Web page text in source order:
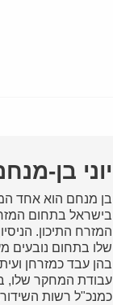
יוני בן-
בן מנחם הוא אחד
בישראל בתחום
המזרח התיכון.
שלו בתחום נובעים
בהן עבד כמזרחן
עבודת המחקר שלו,
כמנכ"ל רשות